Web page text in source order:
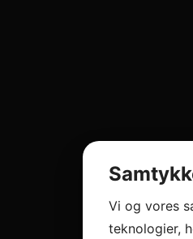
Vi og vores
teknologier,